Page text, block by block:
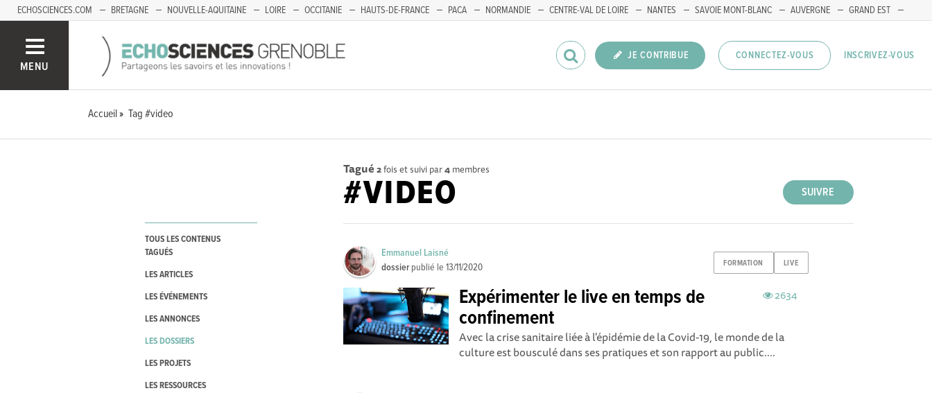
ECHOSCIENCES.COM BRETAGNE NOUVELLE-AQUITAINE LOIRE OCCITANIE HAUTS-DE-FRANCE PACA NORMANDIE CENTRE-VAL DE LOIRE NANTES SAVOIE MONT-BLANC AUVERGNE
GRAND EST
MENU
JE CONTRIBUE CONNECTEZ-VOUS INSCRIVEZ-VOUS
Accueil Tag #video
TOUS LES CONTENUS
TAGUÉS
LES ARTICLES
LES ÉVÉNEMENTS
LES ANNONCES
LES DOSSIERS
LES PROJETS
LES RESSOURCES
Tagué 2fois et suivi par4 membres
SUIVRE
#VIDEO
FORMATION LIVE
Emmanuel Laisné
dossier publié le13/11/2020
2634
Expérimenter le live en temps de
confinement
Avec la crise sanitaire liée à l'épidémie de la Covid-19, le monde de la
culture est bousculé dans ses pratiques et son rapport au public....